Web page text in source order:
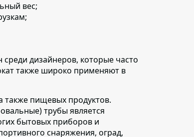
вес;
среди дизайнеров, которые часто
также широко применяют в
также пищевых продуктов.
трубы является
бытовых приборов и
снаряжения, оград,